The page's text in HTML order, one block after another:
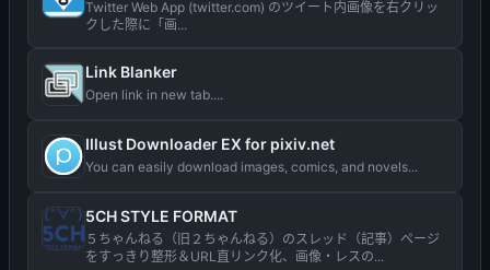
Twitter Web App (twitter.com) のツイート内画像を右クリッ
クした際に「画...
Link Blanker
Open link in new tab....
Illust Downloader EX for pixiv.net
You can easily download images, comics, and novels...
5CH STYLE FORMAT
５ちゃんねる（旧２ちゃんねる）のスレッド（記事）ページ
をすっきり整形＆URL直リンク化、画像・レスの...